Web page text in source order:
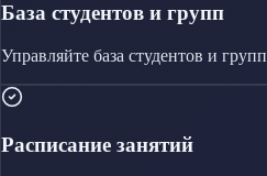
База студентов и групп
Управляйте база студентов и групп
Расписание занятий